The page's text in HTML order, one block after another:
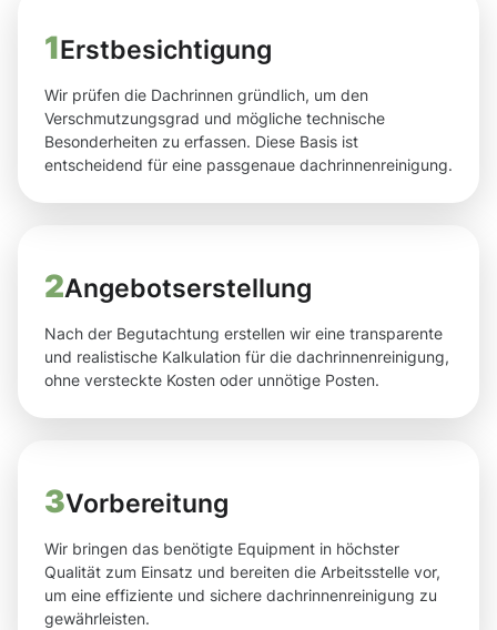
1Erstbesichtigung
Wir prüfen die Dachrinnen gründlich, um den
Verschmutzungsgrad und mögliche technische
Besonderheiten zu erfassen. Diese Basis ist
entscheidend für eine passgenaue dachrinnenreinigung.
2Angebotserstellung
Nach der Begutachtung erstellen wir eine transparente
und realistische Kalkulation für die dachrinnenreinigung,
ohne versteckte Kosten oder unnötige Posten.
3Vorbereitung
Wir bringen das benötigte Equipment in höchster
Qualität zum Einsatz und bereiten die Arbeitsstelle vor,
um eine effiziente und sichere dachrinnenreinigung zu
gewährleisten.